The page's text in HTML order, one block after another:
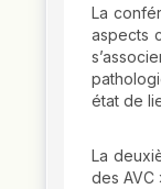
La
aspects
état de
La
des AVC